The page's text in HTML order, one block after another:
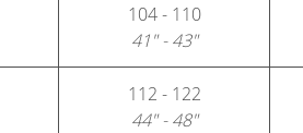
104 - 110
41" - 43"
112 - 122
44" - 48"